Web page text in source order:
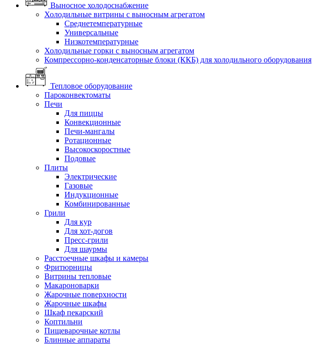
Выносное холодоснабжение
Холодильные витрины с выносным агрегатом
Среднетемпературные
Универсальные
Низкотемпературные
Холодильные горки с выносным агрегатом
Компрессорно-конденсаторные блоки (ККБ) для холодильного оборудования
Тепловое оборудование
Пароконвектоматы
Печи
Для пиццы
Конвекционные
Печи-мангалы
Ротационные
Высокоскоростные
Подовые
Плиты
Электрические
Газовые
Индукционные
Комбинированные
Грили
Для кур
Для хот-догов
Пресс-грили
Для шаурмы
Расстоечные шкафы и камеры
Фритюрницы
Витрины тепловые
Макароноварки
Жарочные поверхности
Жарочные шкафы
Шкаф пекарский
Коптильни
Пищеварочные котлы
Блинные аппараты